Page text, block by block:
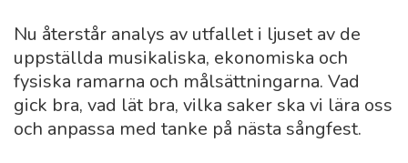
Nu återstår analys av utfallet i ljuset av de
uppställda musikaliska, ekonomiska och
fysiska ramarna och målsättningarna. Vad
gick bra, vad lät bra, vilka saker ska vi lära oss
och anpassa med tanke på nästa sångfest.